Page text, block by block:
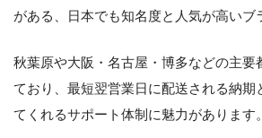
がある、日本でも知名度と人気が高いブ
秋葉原や大阪・名古屋・博多などの主要
ており、最短翌営業日に配送される納期
てくれるサポート体制に魅力があります。